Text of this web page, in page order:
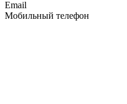
Email
Мобильный телефон